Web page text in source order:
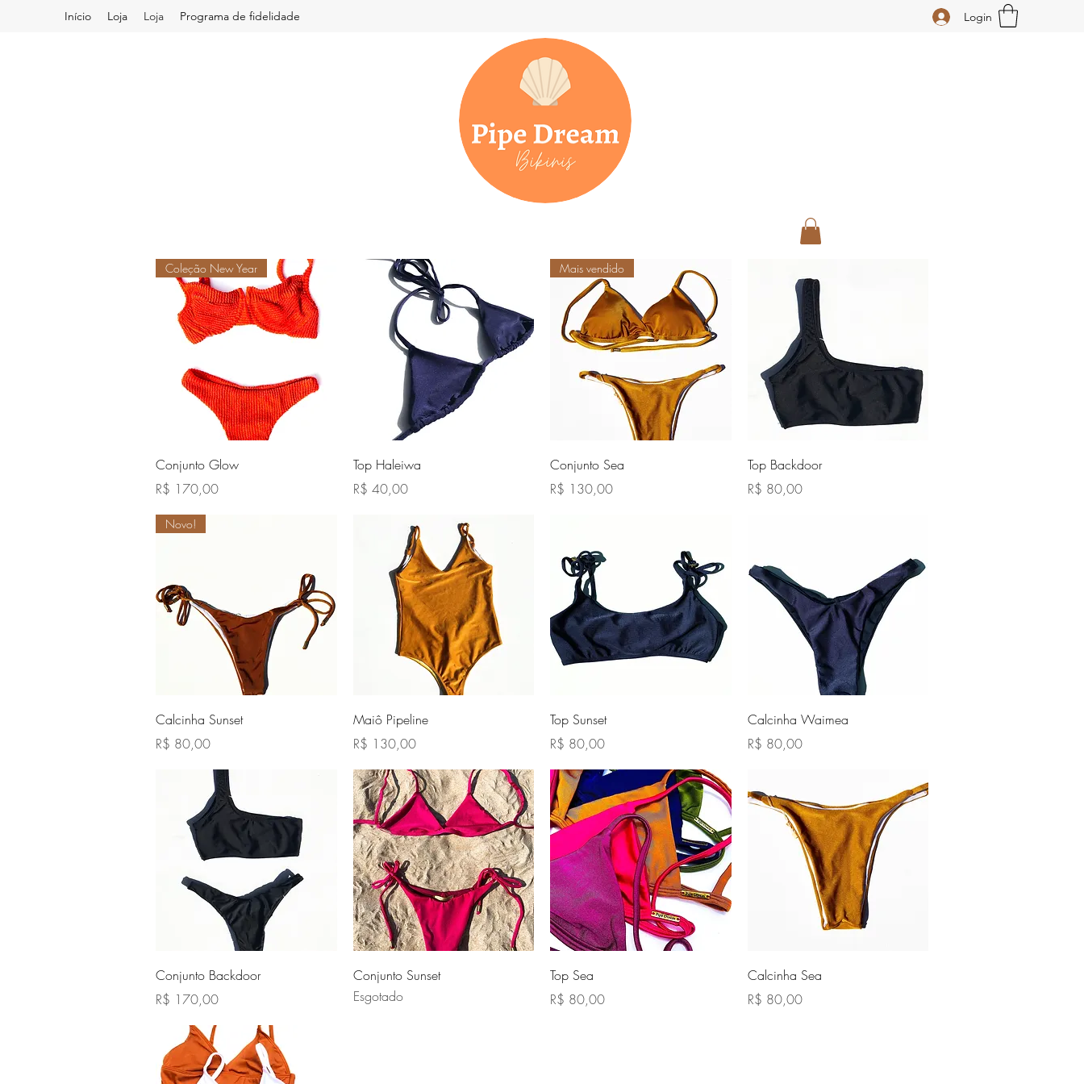
Início Loja Loja Programa de fidelidade Login
Visualização rápida
Coleção New Year
Conjunto Glow
Preço
R$ 170,00
Visualização rápida
Top Haleiwa
Preço
R$ 40,00
Visualização rápida
Mais vendido
Conjunto Sea
Preço
R$ 130,00
Visualização rápida
Top Backdoor
Preço
R$ 80,00
Visualização rápida
Novo!
Calcinha Sunset
Preço
R$ 80,00
Visualização rápida
Maiô Pipeline
Preço
R$ 130,00
Visualização rápida
Top Sunset
Preço
R$ 80,00
Visualização rápida
Calcinha Waimea
Preço
R$ 80,00
Visualização rápida
Conjunto Backdoor
Preço
R$ 170,00
Visualização rápida
Conjunto Sunset
Esgotado
Top Sea
Preço
R$ 80,00
Visualização rápida
Calcinha Sea
Preço
R$ 80,00